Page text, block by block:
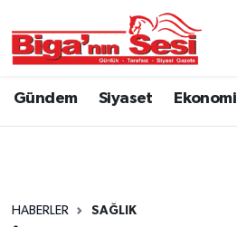
Gündem Siyaset Ekonomi
HABERLER SAĞLIK
Asayiş
Belediye
Çanakkale Hava Durumu
Tüm Manşetler